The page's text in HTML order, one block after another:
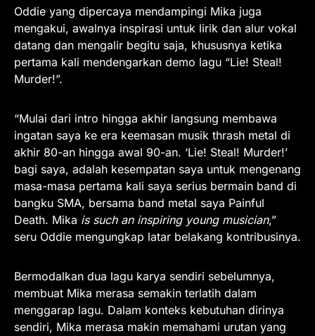
Oddie yang dipercaya mendampingi Mika juga
mengakui, awalnya inspirasi untuk lirik dan alur vokal
datang dan mengalir begitu saja, khususnya ketika
pertama kali mendengarkan demo lagu “Lie! Steal!
Murder!”.
“Mulai dari intro hingga akhir langsung membawa
ingatan saya ke era keemasan musik thrash metal di
akhir 80-an hingga awal 90-an. ‘Lie! Steal! Murder!’
bagi saya, adalah kesempatan saya untuk mengenang
masa-masa pertama kali saya serius bermain band di
bangku SMA, bersama band metal saya Painful
Death. Mika is such an inspiring young musician,”
seru Oddie mengungkap latar belakang kontribusinya.
Bermodalkan dua lagu karya sendiri sebelumnya,
membuat Mika merasa semakin terlatih dalam
menggarap lagu. Dalam konteks kebutuhan dirinya
sendiri, Mika merasa makin memahami urutan yang